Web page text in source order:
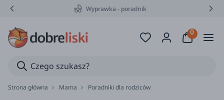
Wyprawka - poradnik
Strona główna Mama Poradniki dla rodziców